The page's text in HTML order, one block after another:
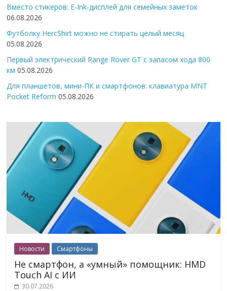
Вместо стикеров: E-Ink-дисплей для семейных заметок
06.08.2026
Футболку HercShirt можно не стирать целый месяц
05.08.2026
Первый электрический Range Rover GT с запасом хода 800
км 05.08.2026
Для планшетов, мини-ПК и смартфонов: клавиатура MNT
Pocket Reform 05.08.2026
Новости Смартфоны
Не смартфон, а «умный» помощник: HMD
Touch AI с ИИ
30.07.2026